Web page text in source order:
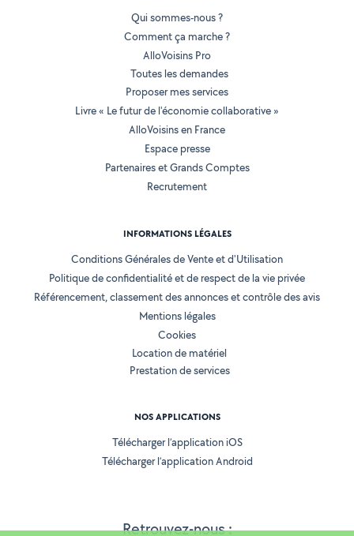
Retrouvez-nous :
Qui sommes-nous ?
Comment ça marche ?
AlloVoisins Pro
Toutes les demandes
Proposer mes services
Livre « Le futur de l'économie collaborative »
AlloVoisins en France
Espace presse
Partenaires et Grands Comptes
Recrutement
INFORMATIONS LÉGALES
Conditions Générales de Vente et d'Utilisation
Politique de confidentialité et de respect de la vie privée
Référencement, classement des annonces et contrôle des avis
Mentions légales
Cookies
Location de matériel
Prestation de services
NOS APPLICATIONS
Télécharger l’application iOS
Télécharger l’application Android